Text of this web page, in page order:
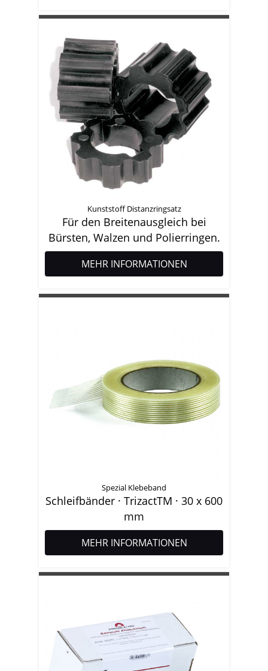
Kunststoff Distanzringsatz
Für den Breitenausgleich bei
Bürsten, Walzen und Polierringen.
MEHR INFORMATIONEN
Spezial Klebeband
Schleifbänder · TrizactTM · 30 x 600
mm
MEHR INFORMATIONEN